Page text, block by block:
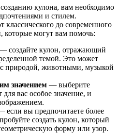
кулона, вам необходимо
и стилем.
классического до современного
которые могут вам помочь:
создайте кулон, отражающий
темой. Это может
с природой, животными, музыкой
значением — выберите
вас особое значение, и
если вы предпочитаете более
создать кулон, который
форму или узор.